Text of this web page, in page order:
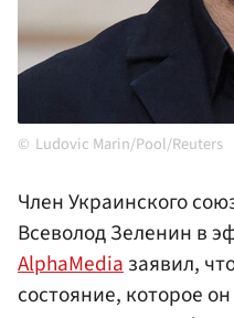
Ludovic Marin/Pool/Reuters
Член Украинского
Всеволод Зеленин в
AlphaMediaзаявил,
состояние, которое